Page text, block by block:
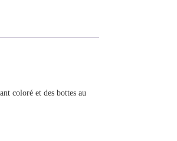
coloré et des bottes au